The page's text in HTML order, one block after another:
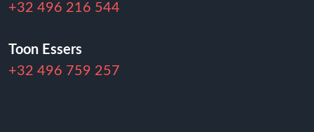
+32 496 216 544
Toon Essers
+32 496 759 257